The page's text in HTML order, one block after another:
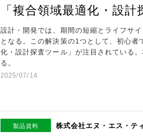
「複合領域最適化・設
設計・開発では、期間の短縮とライフサ
となる。この解決策の1つとして、初心者
化・設計探査ツール」が注目されている
る。
2025/07/14
製品資料 株式会社エヌ・エス・テ